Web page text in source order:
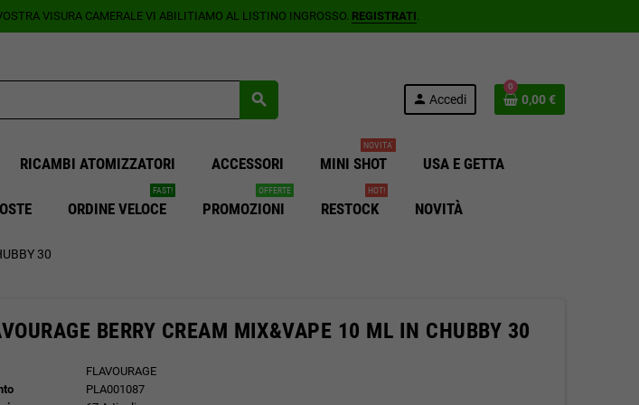
VISURA CAMERALE VI ABILITIAMO AL LISTINO INGROSSO. REGISTRATI.
search person Accedi
0
0,00 €
RICAMBI ATOMIZZATORI ACCESSORI MINI SHOT
NOVITA'
USA E GETTA
ORDINE VELOCE
FAST!
PROMOZIONI
OFFERTE
RESTOCK
HOT!
NOVITÀ
30
BERRY CREAM MIX&VAPE 10 ML IN CHUBBY 30
FLAVOURAGE
PLA001087